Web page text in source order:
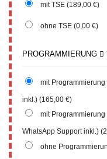
mit TSE (189,00 €)
ohne TSE (0,00 €)
PROGRAMMIERUNG
inkl.) (165,00 €)
WhatsApp Support inkl.)
ohne